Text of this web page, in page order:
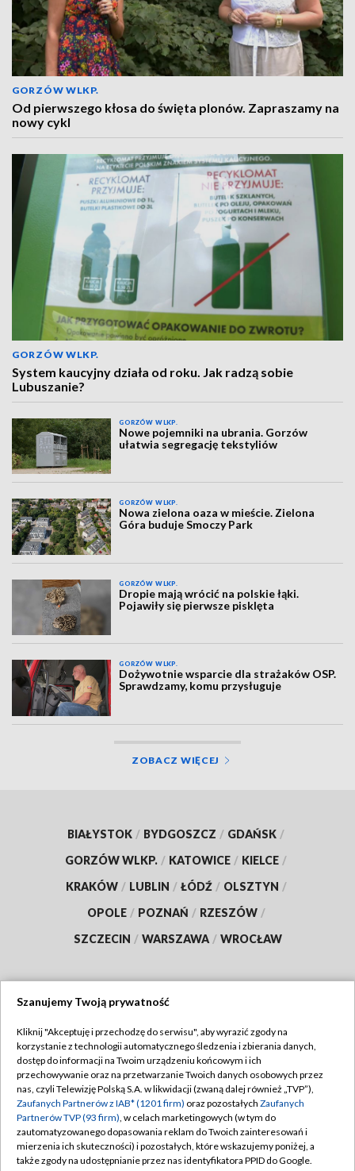
GORZÓW WLKP.
Od pierwszego kłosa do święta plonów. Zapraszamy na
nowy cykl
GORZÓW WLKP.
System kaucyjny działa od roku. Jak radzą sobie
Lubuszanie?
GORZÓW WLKP.
Nowe pojemniki na ubrania. Gorzów
ułatwia segregację tekstyliów
GORZÓW WLKP.
Nowa zielona oaza w mieście. Zielona
Góra buduje Smoczy Park
GORZÓW WLKP.
Dropie mają wrócić na polskie łąki.
Pojawiły się pierwsze pisklęta
GORZÓW WLKP.
Dożywotnie wsparcie dla strażaków OSP.
Sprawdzamy, komu przysługuje
ZOBACZ WIĘCEJ
BIAŁYSTOK / BYDGOSZCZ / GDAŃSK /
GORZÓW WLKP. / KATOWICE / KIELCE /
KRAKÓW / LUBLIN / ŁÓDŹ / OLSZTYN /
OPOLE / POZNAŃ / RZESZÓW /
SZCZECIN / WARSZAWA / WROCŁAW
TVP
Abonament TVP
Emisja w TVP
Centrum informacji TVP
Naziemna Telewizja Cyfrowa
Regulamin TVP
Polityka prywatności
Moje zgody
Pomoc
Szanujemy Twoją prywatność
Kliknij "Akceptuję i przechodzę do serwisu", aby wyrazić zgody na
korzystanie z technologii automatycznego śledzenia i zbierania danych,
dostęp do informacji na Twoim urządzeniu końcowym i ich
przechowywanie oraz na przetwarzanie Twoich danych osobowych przez
nas, czyli Telewizję Polską S.A. w likwidacji (zwaną dalej również „TVP”),
Zaufanych Partnerów z IAB* (1201 firm) oraz pozostałych Zaufanych
Partnerów TVP (93 firm), w celach marketingowych (w tym do
zautomatyzowanego dopasowania reklam do Twoich zainteresowań i
mierzenia ich skuteczności) i pozostałych, które wskazujemy poniżej, a
także zgody na udostępnianie przez nas identyfikatora PPID do Google.